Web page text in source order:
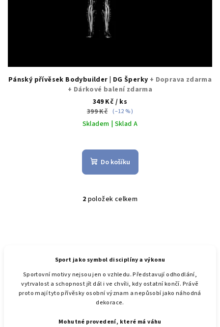
Pánský přívěsek Bodybuilder | DG Šperky + Doprava zdarma
+ Dárkové balení zdarma
349 Kč / ks
399 Kč (–12 %)
Skladem | Sklad A
Do košíku
O
a
c
í
p
r
v
2 položek celkem
Sport jako symbol disciplíny a výkonu
Sportovní motivy nejsou jen o vzhledu. Představují odhodlání,
vytrvalost a schopnost jít dál i ve chvíli, kdy ostatní končí. Právě
proto mají tyto přívěsky osobní význam a nepůsobí jako náhodná
dekorace.
Mohutné provedení, které má váhu